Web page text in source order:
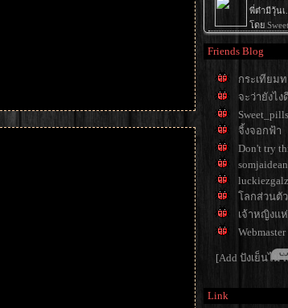
Friends Blog
กระเทียม
จะว่ายังไง
Sweet_pills
จิ้งจอกฟ้า
Don't try
luckiezgalz
ลกส่วนตัว
เจ้าหญิงแ
[Add ปังเย็นไม
Link